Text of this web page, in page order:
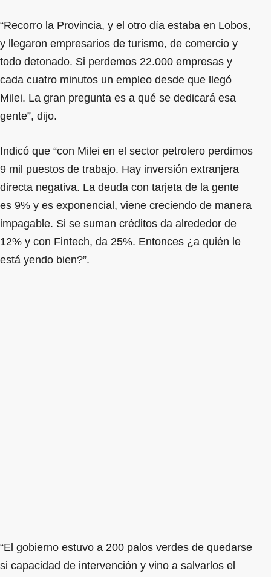
“Recorro la Provincia, y el otro día estaba en Lobos,
y llegaron empresarios de turismo, de comercio y
todo detonado. Si perdemos 22.000 empresas y
cada cuatro minutos un empleo desde que llegó
Milei. La gran pregunta es a qué se dedicará esa
gente”, dijo.
Indicó que “con Milei en el sector petrolero perdimos
9 mil puestos de trabajo. Hay inversión extranjera
directa negativa. La deuda con tarjeta de la gente
es 9% y es exponencial, viene creciendo de manera
impagable. Si se suman créditos da alrededor de
12% y con Fintech, da 25%. Entonces ¿a quién le
está yendo bien?”.
“El gobierno estuvo a 200 palos verdes de quedarse
si capacidad de intervención y vino a salvarlos el